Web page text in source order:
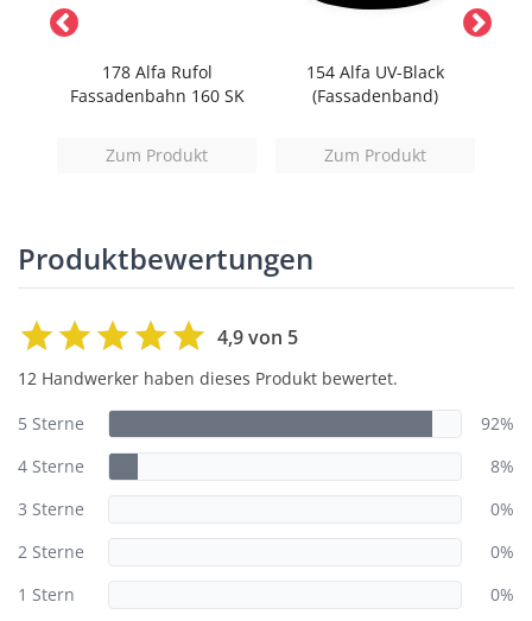
178 Alfa Rufol
Fassadenbahn 160 SK
Zum Produkt
154 Alfa UV-Black
(Fassadenband)
Zum Produkt
Produktbewertungen
4,9 von 5
12 Handwerker haben dieses Produkt bewertet.
5 Sterne
92%
4 Sterne
8%
3 Sterne
0%
2 Sterne
0%
1 Stern
0%